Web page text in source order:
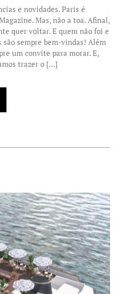
e novidades. Paris é
Mas, não a toa. Afinal,
quer voltar. E quem não foi e
sempre bem-vindas! Além
um convite para morar. E,
trazer o […]